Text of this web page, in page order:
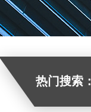
热门搜索：